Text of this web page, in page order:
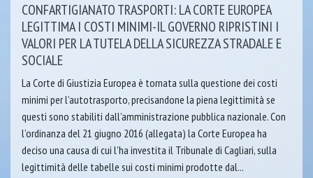
CONFARTIGIANATO TRASPORTI: LA CORTE EUROPEA
LEGITTIMA I COSTI MINIMI-IL GOVERNO RIPRISTINI I
VALORI PER LA TUTELA DELLA SICUREZZA STRADALE E
SOCIALE
La Corte di Giustizia Europea è tornata sulla questione dei costi
minimi per l’autotrasporto, precisandone la piena legittimità se
questi sono stabiliti dall’amministrazione pubblica nazionale. Con
l’ordinanza del 21 giugno 2016 (allegata) la Corte Europea ha
deciso una causa di cui l’ha investita il Tribunale di Cagliari, sulla
legittimità delle tabelle sui costi minimi prodotte dal...